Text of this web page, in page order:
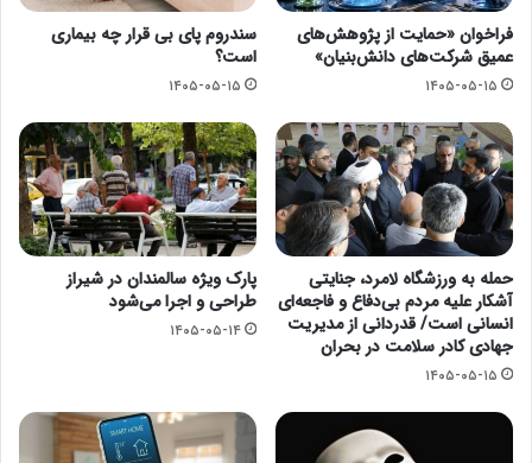
فراخوان «حمایت از پژوهش‌های
عمیق شرکت‌های دانش‌بنیان»
۱۴۰۵-۰۵-۱۵
سندروم پای بی قرار چه بیماری
است؟
۱۴۰۵-۰۵-۱۵
حمله به ورزشگاه لامرد، جنایتی
آشکار علیه مردم بی‌دفاع و فاجعه‌ای
انسانی است/ قدردانی از مدیریت
جهادی کادر سلامت در بحران
۱۴۰۵-۰۵-۱۵
پارک ویژه سالمندان در شیراز
طراحی و اجرا می‌شود
۱۴۰۵-۰۵-۱۴